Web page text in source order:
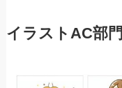
イラスト AC部門